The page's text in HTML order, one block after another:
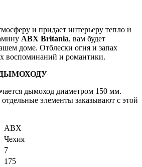
и придает интерьеру тепло и
ABX Britania, вам будет
доме. Отблески огня и запах
воспоминаний и романтики.
дымоход диаметром 150 мм.
элементы заказывают с этой
ABX
Чехия
7
175